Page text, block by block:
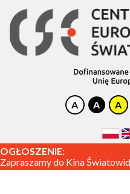
OGŁOSZENIE:
Zapraszamy do Kina